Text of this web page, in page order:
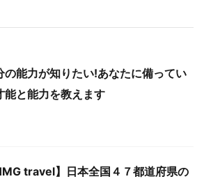
の能力が知りたい!あなたに備ってい
能と能力を教えます
travel】日本全国４７都道府県の